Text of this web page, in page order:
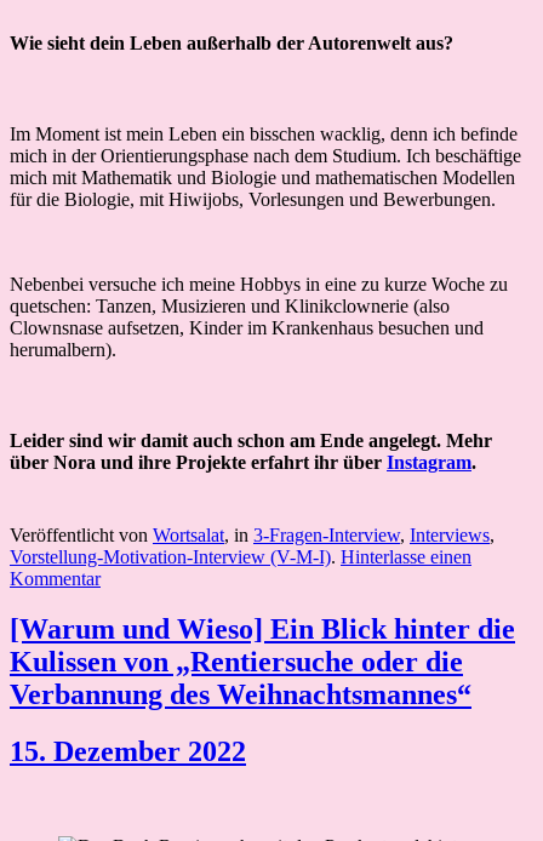
Wie sieht dein Leben außerhalb der Autorenwelt aus?
Im Moment ist mein Leben ein bisschen wacklig, denn ich befinde
mich in der Orientierungsphase nach dem Studium. Ich beschäftige
mich mit Mathematik und Biologie und mathematischen Modellen
für die Biologie, mit Hiwijobs, Vorlesungen und Bewerbungen.
Nebenbei versuche ich meine Hobbys in eine zu kurze Woche zu
quetschen: Tanzen, Musizieren und Klinikclownerie (also
Clownsnase aufsetzen, Kinder im Krankenhaus besuchen und
herumalbern).
Leider sind wir damit auch schon am Ende angelegt. Mehr
über Nora und ihre Projekte erfahrt ihr über Instagram.
Veröffentlicht von Wortsalat, in 3-Fragen-Interview, Interviews,
Vorstellung-Motivation-Interview (V-M-I). Hinterlasse einen
Kommentar
[Warum und Wieso] Ein Blick hinter die
Kulissen von „Rentiersuche oder die
Verbannung des Weihnachtsmannes“
15. Dezember 2022